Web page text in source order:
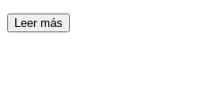
Leer más